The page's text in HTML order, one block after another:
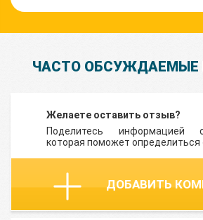
ЧАСТО ОБСУЖДАЕМЫЕ
Желаете оставить отзыв?
Поделитесь информацией
которая поможет определиться
ДОБАВИТЬ